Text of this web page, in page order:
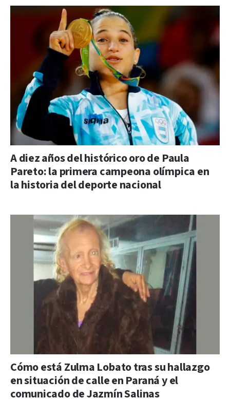
A diez años del histórico oro de Paula
Pareto: la primera campeona olímpica en
la historia del deporte nacional
Cómo está Zulma Lobato tras su hallazgo
en situación de calle en Paraná y el
comunicado de Jazmín Salinas